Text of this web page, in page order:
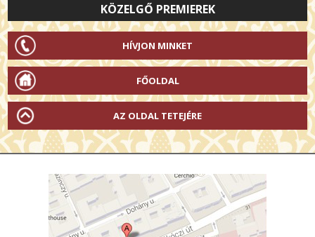
KÖZELGŐ PREMIEREK
HÍVJON MINKET
FŐOLDAL
AZ OLDAL TETEJÉRE